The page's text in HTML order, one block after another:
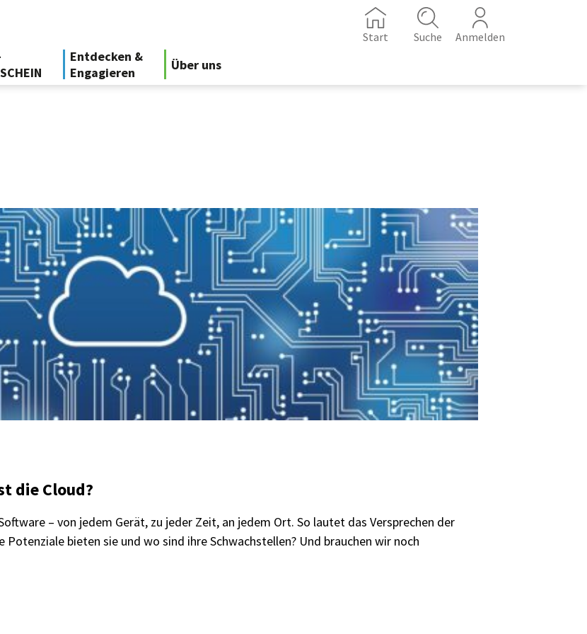
Entdecken &
Engagieren
Über uns
Start Suche Anmelden
die Cloud?
– von jedem Gerät, zu jeder Zeit, an jedem Ort. So lautet das Versprechen der
Potenziale bieten sie und wo sind ihre Schwachstellen? Und brauchen wir noch